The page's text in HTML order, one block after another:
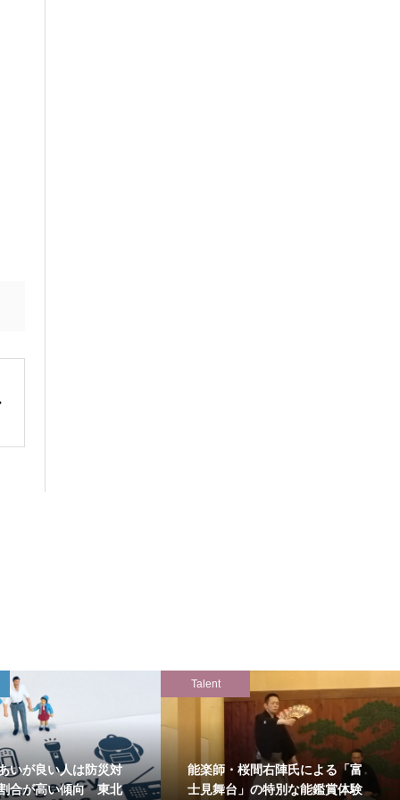
いが良い人は防災対
合が高い傾向 東北
Talent
能楽師・桜間右陣氏による「富
士見舞台」の特別な能鑑賞体験